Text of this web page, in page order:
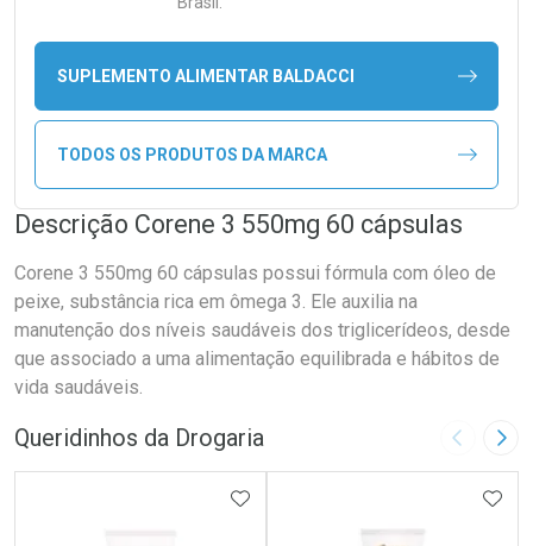
SUPLEMENTO ALIMENTAR BALDACCI
TODOS OS PRODUTOS DA MARCA
Descrição Corene 3 550mg 60 cápsulas
Corene 3 550mg 60 cápsulas possui fórmula com óleo de
peixe, substância rica em ômega 3. Ele auxilia na
manutenção dos níveis saudáveis dos triglicerídeos, desde
que associado a uma alimentação equilibrada e hábitos de
vida saudáveis.
Queridinhos da Drogaria Imagem
ADICIONAR AOS FAVORITOS